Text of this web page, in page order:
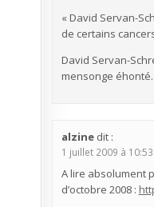
« David Servan-
de certains
David Servan-
mensonge
alzine dit :
1 juillet 2009 à 10:53
A lire absolument
d’octobre 2008 :